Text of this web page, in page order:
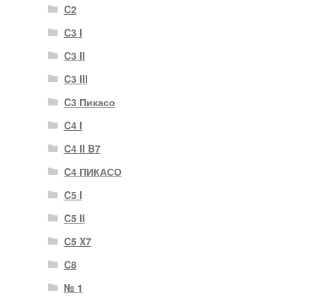
C2
C3 I
C3 II
C3 III
C3 Пикасо
C4 I
C4 II B7
C4 ПИКАСО
C5 I
C5 II
C5 X7
C8
№ 1